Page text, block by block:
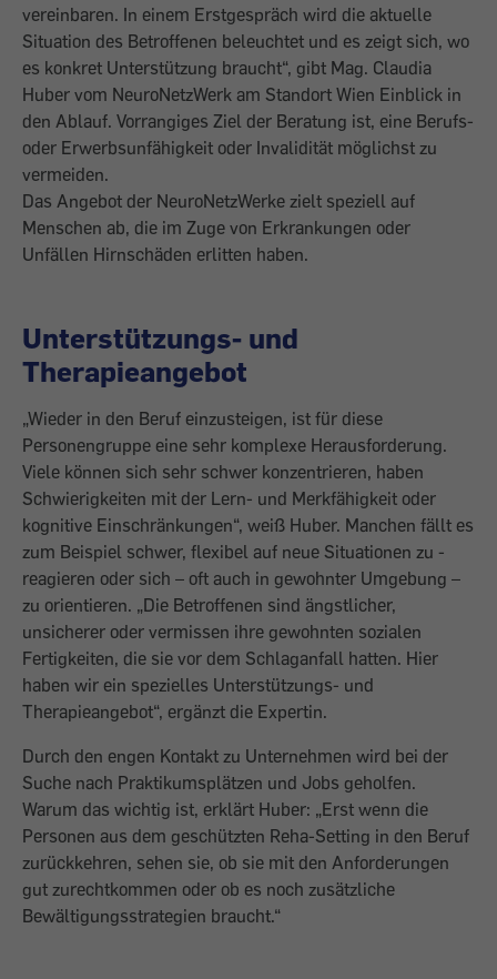
vereinbaren. In einem Erstgespräch wird die aktuelle
Situation des Betroffenen beleuchtet und es zeigt sich, wo
es konkret Unterstützung braucht“, gibt Mag. Claudia
Huber vom NeuroNetzWerk am Standort Wien Einblick in
den Ablauf. Vorrangiges Ziel der Beratung ist, eine ­Berufs-
oder Erwerbsunfähigkeit oder Invalidität möglichst zu
vermeiden.
Das Angebot der NeuroNetzWerke zielt ­speziell auf
Menschen ab, die im Zuge von Erkrankungen oder
Unfällen Hirnschäden erlitten haben.
Unterstützungs- und
Therapieangebot
„Wieder in den Beruf einzusteigen, ist für diese
Personengruppe eine sehr komplexe Herausforderung.
Viele können sich sehr schwer konzentrieren, haben
Schwierigkeiten mit der Lern- und Merk­fähigkeit oder
kognitive Einschränkungen“, weiß Huber. Manchen fällt es
zum Beispiel schwer, flexibel auf neue Situationen zu ­
reagieren oder sich – oft auch in gewohnter Umgebung –
zu orientieren. „Die Betrof­fenen sind ängstlicher,
unsicherer oder vermissen ihre gewohnten sozialen
Fertigkeiten, die sie vor dem Schlaganfall hatten. Hier
haben wir ein spezielles Unterstützungs- und
Therapieangebot“, ergänzt die Expertin.
Durch den engen Kontakt zu Unternehmen wird bei der
Suche nach Praktikumsplätzen und Jobs geholfen.
Warum das wichtig ist, erklärt Huber: „Erst wenn die
Personen aus dem geschützten Reha-Setting in den Beruf
zurückkehren, sehen sie, ob sie mit den Anforderungen
gut zurechtkommen oder ob es noch zusätzliche
Bewältigungsstrategien braucht.“